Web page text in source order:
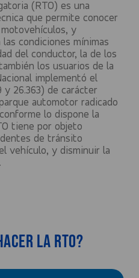
(RTO) es una
que permite conocer
y
condiciones mínimas
del conductor, la de los
los usuarios de la
implementó el
y 26.363) de carácter
automotor radicado
lo dispone la
tiene por objeto
de tránsito
vehículo, y disminuir la
la RTO?